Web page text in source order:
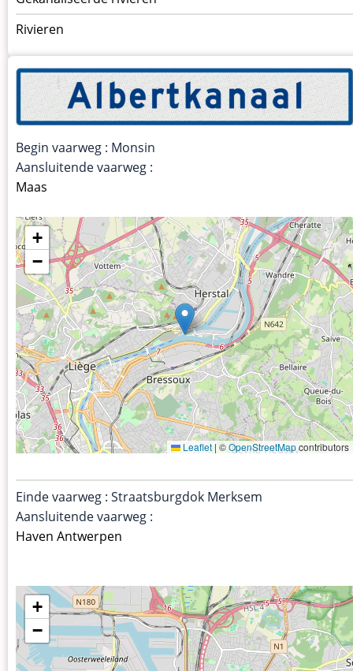
Rivieren
Begin vaarweg : Monsin
Aansluitende vaarweg :
Maas
+
−
Leaflet | ©OpenStreetMapcontributors
Einde vaarweg : Straatsburgdok Merksem
Aansluitende vaarweg :
Haven Antwerpen
+
−